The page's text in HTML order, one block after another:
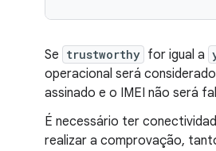
Se trustworthy for igual a
operacional será
assinado e o IMEI não será
É necessário ter
realizar a comprovação,